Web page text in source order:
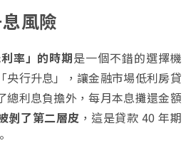
風險
利率」的時期是一個不錯的選擇機
央行升息」，讓金融市場低利房貸
總利息負擔外，每月本息攤還金額
剝了第二層皮 ，這是貸款 40 年期